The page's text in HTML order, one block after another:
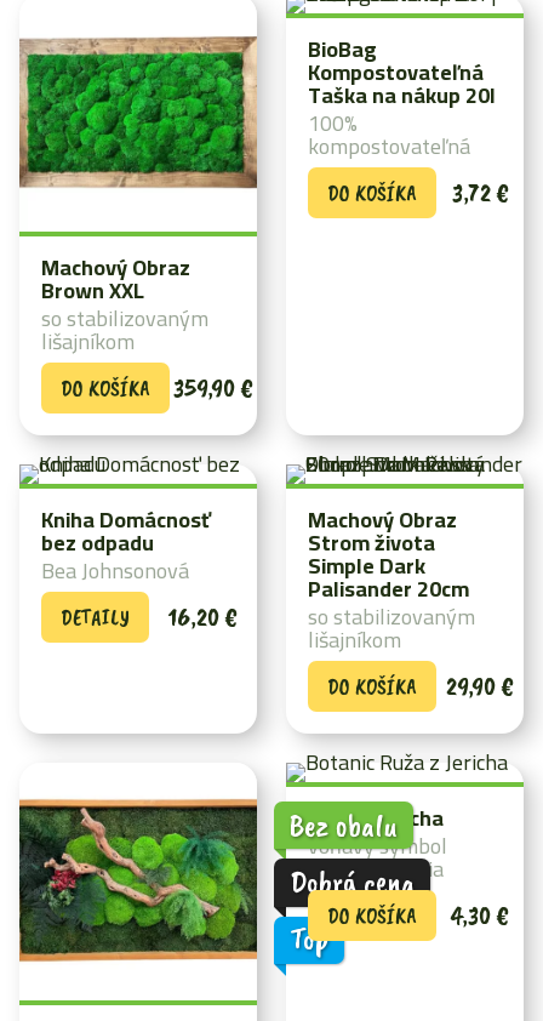
Machový Obraz
Brown XXL
359,90€
so stabilizovaným
lišajníkom
DO KOŠÍKA
BioBag
Kompostovateľná
Taška na nákup 20l
3,72€
100%
kompostovateľná
DO KOŠÍKA
Kniha Domácnosť
bez odpadu
16,20€
Bea Johnsonová
DETAILY
Machový Obraz
Strom života
Simple Dark
Palisander 20cm
29,90€
so stabilizovaným
lišajníkom
DO KOŠÍKA
Ruža z Jericha
4,30€
voňavý symbol
znovuzrodenia
Bez obalu
Dobrá cena
Top
DO KOŠÍKA